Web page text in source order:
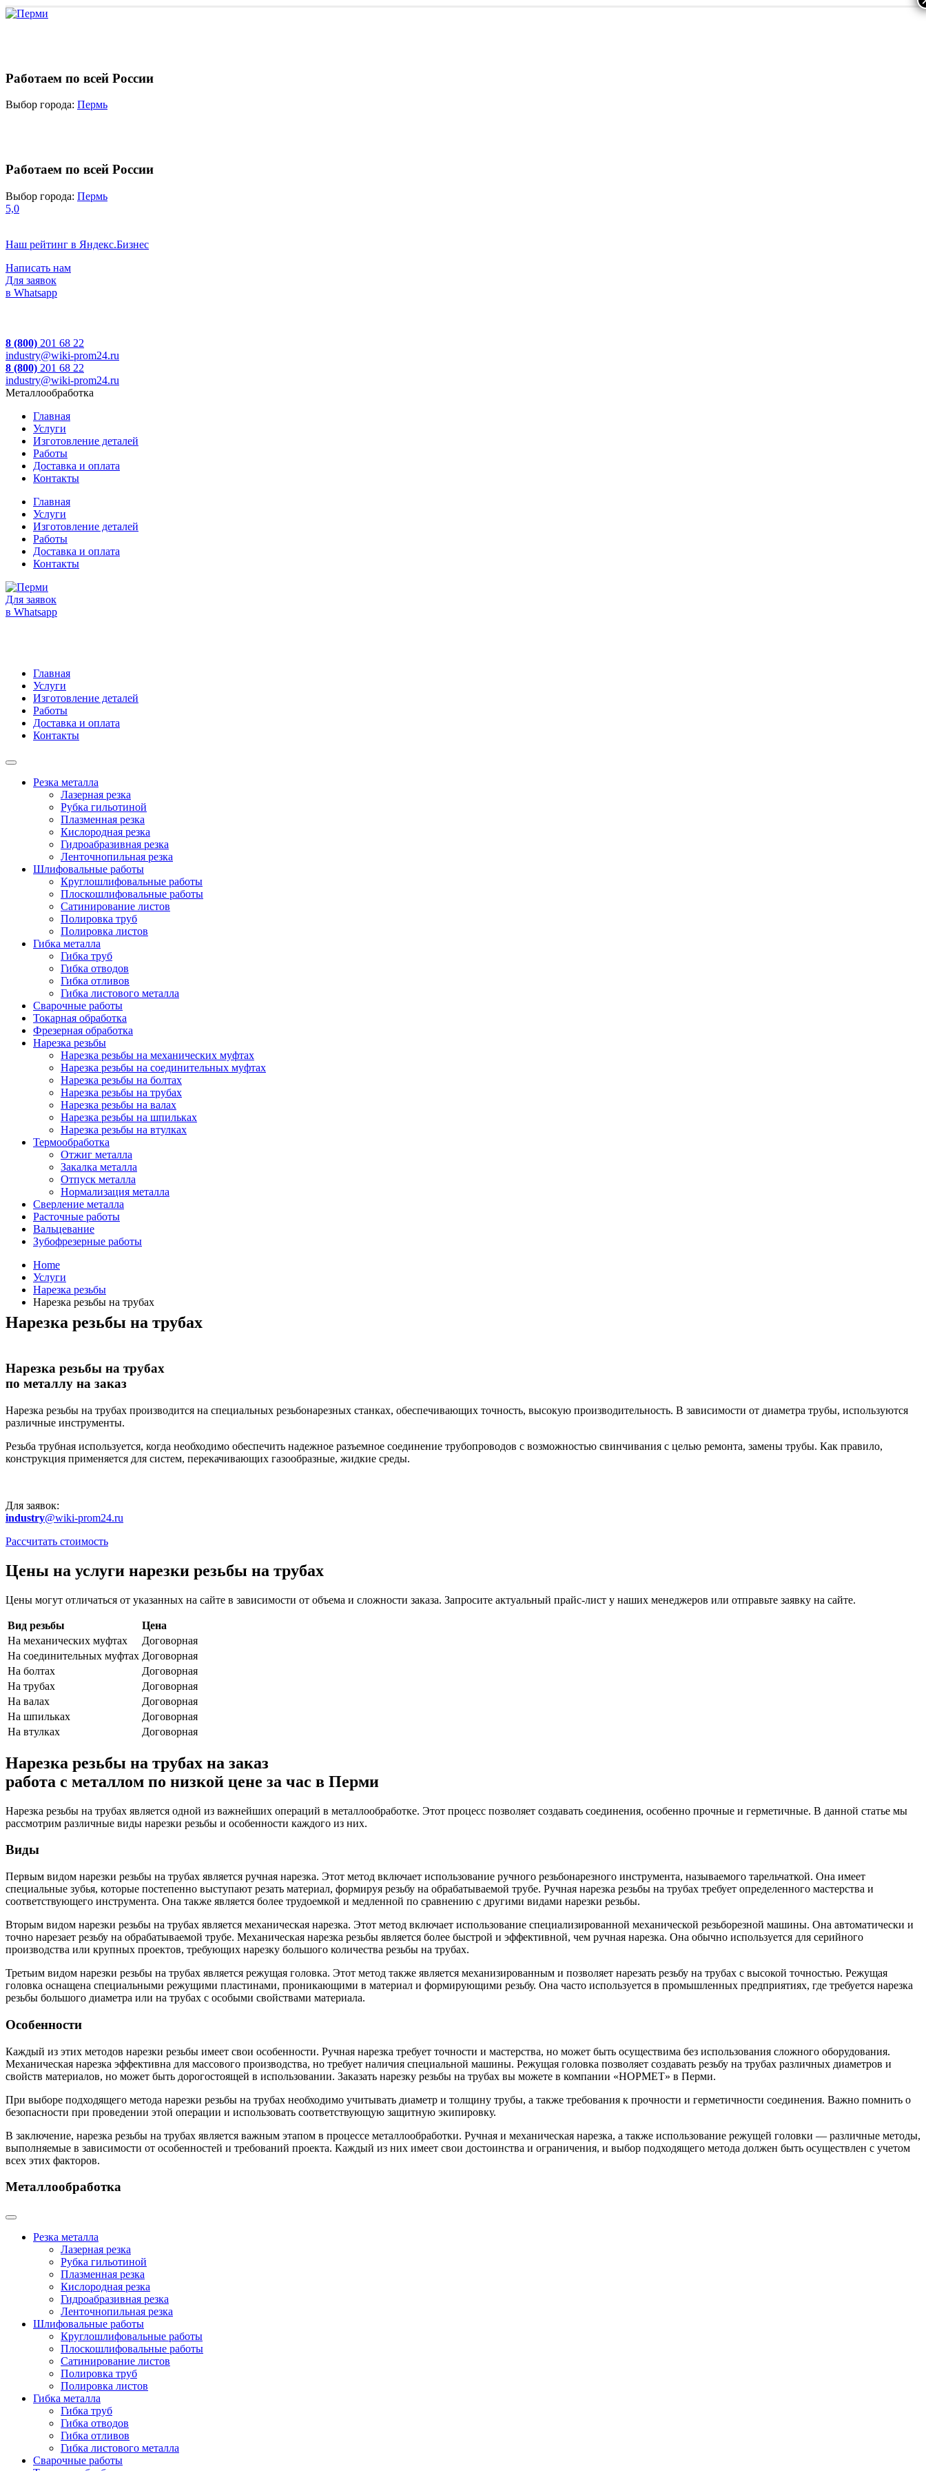
Работаем по всей России
Выбор города: Пермь
Работаем по всей России
Выбор города: Пермь
5,0
Наш рейтинг в Яндекс.Бизнес
Написать нам
Для заявок
в Whatsapp
8 (800) 201 68 22
industry@wiki-prom24.ru
8 (800) 201 68 22
industry@wiki-prom24.ru
Металлообработка
Главная
Услуги
Изготовление деталей
Работы
Доставка и оплата
Контакты
Главная
Услуги
Изготовление деталей
Работы
Доставка и оплата
Контакты
Для заявок
в Whatsapp
Главная
Услуги
Изготовление деталей
Работы
Доставка и оплата
Контакты
Резка металла
Лазерная резка
Рубка гильотиной
Плазменная резка
Кислородная резка
Гидроабразивная резка
Ленточнопильная резка
Шлифовальные работы
Круглошлифовальные работы
Плоскошлифовальные работы
Сатинирование листов
Полировка труб
Полировка листов
Гибка металла
Гибка труб
Гибка отводов
Гибка отливов
Гибка листового металла
Сварочные работы
Токарная обработка
Фрезерная обработка
Нарезка резьбы
Нарезка резьбы на механических муфтах
Нарезка резьбы на соединительных муфтах
Нарезка резьбы на болтах
Нарезка резьбы на трубах
Нарезка резьбы на валах
Нарезка резьбы на шпильках
Нарезка резьбы на втулках
Термообработка
Отжиг металла
Закалка металла
Отпуск металла
Нормализация металла
Сверление металла
Расточные работы
Вальцевание
Зубофрезерные работы
Home
Услуги
Нарезка резьбы
Нарезка резьбы на трубах
Нарезка резьбы на трубах
Нарезка резьбы на трубах
по металлу на заказ
Нарезка резьбы на трубах производится на специальных резьбонарезных станках, обеспечивающих точность, высокую производительность. В зависимости от диаметра трубы, используются
различные инструменты.
Резьба трубная используется, когда необходимо обеспечить надежное разъемное соединение трубопроводов с возможностью свинчивания с целью ремонта, замены трубы. Как правило,
конструкция применяется для систем, перекачивающих газообразные, жидкие среды.
Для заявок:
industry@wiki-prom24.ru
Рассчитать стоимость
Цены на услуги нарезки резьбы на трубах
Цены могут отличаться от указанных на сайте в зависимости от объема и сложности заказа. Запросите актуальный прайс-лист у наших менеджеров или отправьте заявку на сайте.
Вид резьбы
Цена
На механических муфтах
Договорная
На соединительных муфтах Договорная
На болтах
Договорная
На трубах
Договорная
На валах
Договорная
На шпильках
Договорная
На втулках
Договорная
Нарезка резьбы на трубах на заказ
работа с металлом по низкой цене за час в Перми
Нарезка резьбы на трубах является одной из важнейших операций в металлообработке. Этот процесс позволяет создавать соединения, особенно прочные и герметичные. В данной статье мы
рассмотрим различные виды нарезки резьбы и особенности каждого из них.
Виды
Первым видом нарезки резьбы на трубах является ручная нарезка. Этот метод включает использование ручного резьбонарезного инструмента, называемого тарельчаткой. Она имеет
специальные зубья, которые постепенно выступают резать материал, формируя резьбу на обрабатываемой трубе. Ручная нарезка резьбы на трубах требует определенного мастерства и
соответствующего инструмента. Она также является более трудоемкой и медленной по сравнению с другими видами нарезки резьбы.
Вторым видом нарезки резьбы на трубах является механическая нарезка. Этот метод включает использование специализированной механической резьборезной машины. Она автоматически и
точно нарезает резьбу на обрабатываемой трубе. Механическая нарезка резьбы является более быстрой и эффективной, чем ручная нарезка. Она обычно используется для серийного
производства или крупных проектов, требующих нарезку большого количества резьбы на трубах.
Третьим видом нарезки резьбы на трубах является режущая головка. Этот метод также является механизированным и позволяет нарезать резьбу на трубах с высокой точностью. Режущая
головка оснащена специальными режущими пластинами, проникающими в материал и формирующими резьбу. Она часто используется в промышленных предприятиях, где требуется нарезка
резьбы большого диаметра или на трубах с особыми свойствами материала.
Особенности
Каждый из этих методов нарезки резьбы имеет свои особенности. Ручная нарезка требует точности и мастерства, но может быть осуществима без использования сложного оборудования.
Механическая нарезка эффективна для массового производства, но требует наличия специальной машины. Режущая головка позволяет создавать резьбу на трубах различных диаметров и
свойств материалов, но может быть дорогостоящей в использовании. Заказать нарезку резьбы на трубах вы можете в компании «НОРМЕТ» в Перми.
При выборе подходящего метода нарезки резьбы на трубах необходимо учитывать диаметр и толщину трубы, а также требования к прочности и герметичности соединения. Важно помнить о
безопасности при проведении этой операции и использовать соответствующую защитную экипировку.
В заключение, нарезка резьбы на трубах является важным этапом в процессе металлообработки. Ручная и механическая нарезка, а также использование режущей головки — различные методы,
выполняемые в зависимости от особенностей и требований проекта. Каждый из них имеет свои достоинства и ограничения, и выбор подходящего метода должен быть осуществлен с учетом
всех этих факторов.
Металлообработка
Резка металла
Лазерная резка
Рубка гильотиной
Плазменная резка
Кислородная резка
Гидроабразивная резка
Ленточнопильная резка
Шлифовальные работы
Круглошлифовальные работы
Плоскошлифовальные работы
Сатинирование листов
Полировка труб
Полировка листов
Гибка металла
Гибка труб
Гибка отводов
Гибка отливов
Гибка листового металла
Сварочные работы